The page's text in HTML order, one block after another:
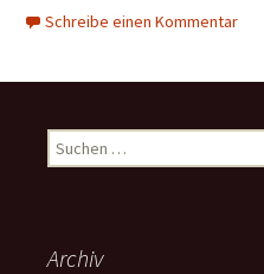
Schreibe einen Kommentar
Suchen
nach:
Archiv